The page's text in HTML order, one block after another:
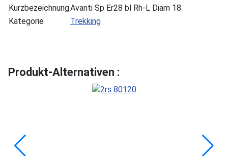
KurzbezeichnungAvanti Sp Er28 bl Rh-L Diam 18
Kategorie
Trekking
Produkt-Alternativen :